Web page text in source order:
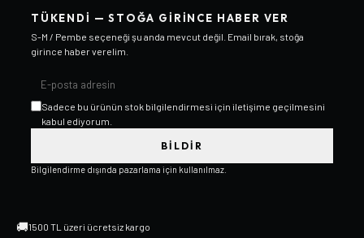
TÜKENDI — STOĞA GIRINCE HABER VER
S-M / Pembe seçeneği şu anda mevcut değil. Email bırak, stoğa
girince haber verelim.
Sadece bu ürünün stok bilgilendirmesi için iletişime geçilmesini
kabul ediyorum.
BILDIR
Bilgilendirme dışında pazarlama için kullanılmaz.
🚚1500 TL üzeri ücretsiz kargo